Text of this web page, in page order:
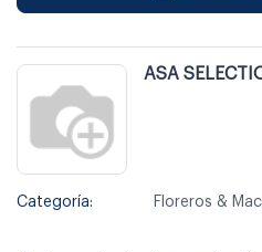
ASA
Categoría: Floreros &